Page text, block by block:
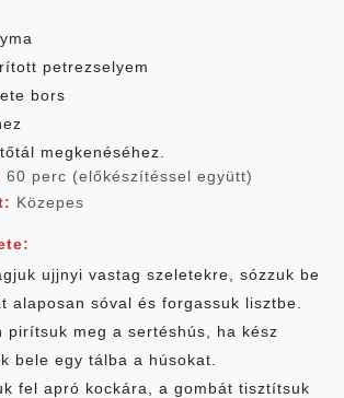
petrezselyem
bors
megkenéséhez.
60 perc (előkészítéssel együtt)
Közepes
ujjnyi vastag szeletekre, sózzuk be
alaposan sóval és forgassuk lisztbe.
pirítsuk meg a sertéshús, ha kész
bele egy tálba a húsokat.
fel apró kockára, a gombát tisztítsuk